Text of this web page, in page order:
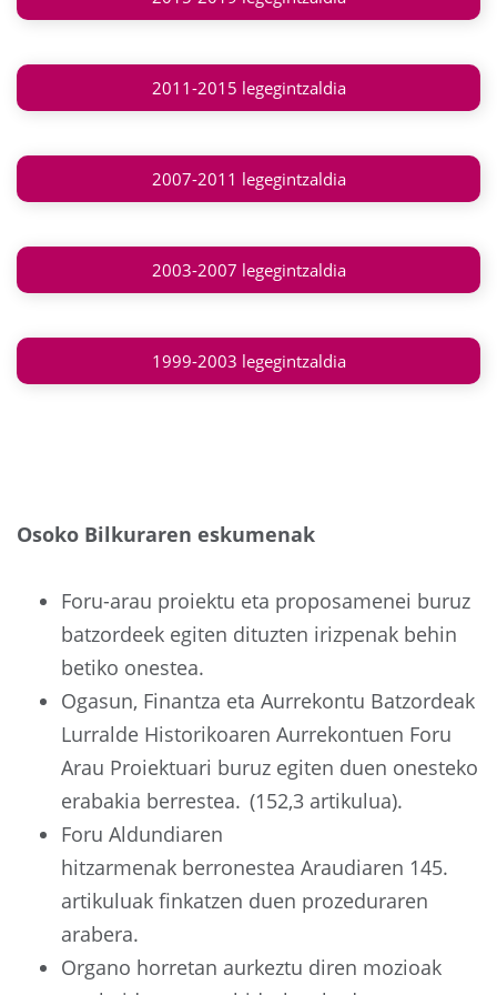
2011-2015 legegintzaldia
2007-2011 legegintzaldia
2003-2007 legegintzaldia
1999-2003 legegintzaldia
Osoko Bilkuraren eskumenak
Foru-arau proiektu eta proposamenei buruz
batzordeek egiten dituzten irizpenak behin
betiko onestea.
Ogasun, Finantza eta Aurrekontu Batzordeak
Lurralde Historikoaren Aurrekontuen Foru
Arau Proiektuari buruz egiten duen onesteko
erabakia berrestea. (152,3 artikulua).
Foru Aldundiaren
hitzarmenak berronestea Araudiaren 145.
artikuluak finkatzen duen prozeduraren
arabera.
Organo horretan aurkeztu diren mozioak